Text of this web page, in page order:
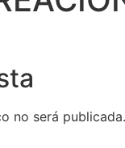
no será publicada.